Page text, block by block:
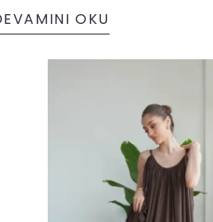
hitap eden bu eşsiz
farklı
tarzlarda kombinlenebilir
OKU